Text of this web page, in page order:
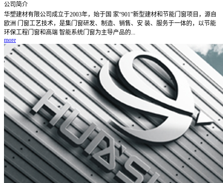
公司简介
华塑建材有限公司成立于2003年，始于国 家“901”新型建材和节能门窗项目，源自
欧洲 门窗工艺技术，是集门窗研发、制造、销售、安 装、服务于一体的，以节能
环保工程门窗和高端 智能系统门窗为主导产品的...
more